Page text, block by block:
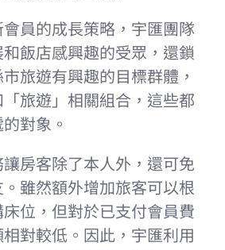
員的成長策略，宇匯團隊
飯店感興趣的受眾，還鎖
旅遊有興趣的目標群體，
旅遊」相關組合，這些都
對象。
房客除了本人外，還可免
雖然額外增加旅客可以根
位，但對於已支付會員費
對較低。因此，宇匯利用